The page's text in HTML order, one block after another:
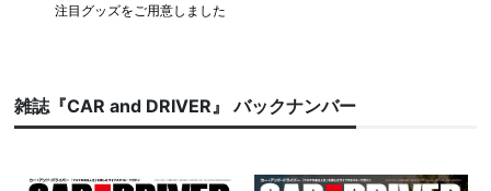
注目グッズをご用意しました
雑誌『CAR and DRIVER』 バックナンバー